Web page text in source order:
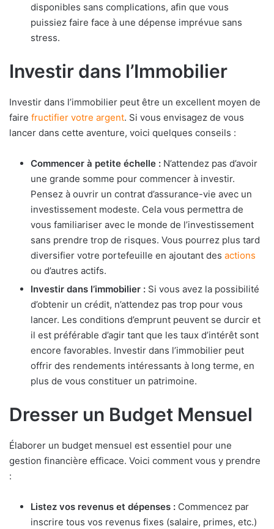
disponibles sans complications, afin que vous
puissiez faire face à une dépense imprévue sans
stress.
Investir dans l’Immobilier
Investir dans l’immobilier peut être un excellent moyen de
faire fructifier votre argent. Si vous envisagez de vous
lancer dans cette aventure, voici quelques conseils :
Commencer à petite échelle : N’attendez pas d’avoir
une grande somme pour commencer à investir.
Pensez à ouvrir un contrat d’assurance-vie avec un
investissement modeste. Cela vous permettra de
vous familiariser avec le monde de l’investissement
sans prendre trop de risques. Vous pourrez plus tard
diversifier votre portefeuille en ajoutant des actions
ou d’autres actifs.
Investir dans l’immobilier : Si vous avez la possibilité
d’obtenir un crédit, n’attendez pas trop pour vous
lancer. Les conditions d’emprunt peuvent se durcir et
il est préférable d’agir tant que les taux d’intérêt sont
encore favorables. Investir dans l’immobilier peut
offrir des rendements intéressants à long terme, en
plus de vous constituer un patrimoine.
Dresser un Budget Mensuel
Élaborer un budget mensuel est essentiel pour une
gestion financière efficace. Voici comment vous y prendre
:
Listez vos revenus et dépenses : Commencez par
inscrire tous vos revenus fixes (salaire, primes, etc.)